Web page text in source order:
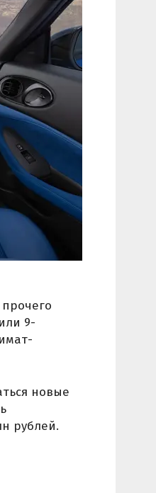
9-
новые
рублей.